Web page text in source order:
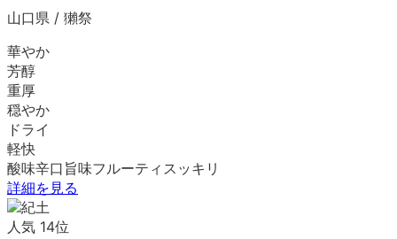
山口県 / 獺祭
華やか
芳醇
重厚
穏やか
ドライ
軽快
酸味辛口 旨味フルーティ スッキリ
詳細を見る
人気 14位